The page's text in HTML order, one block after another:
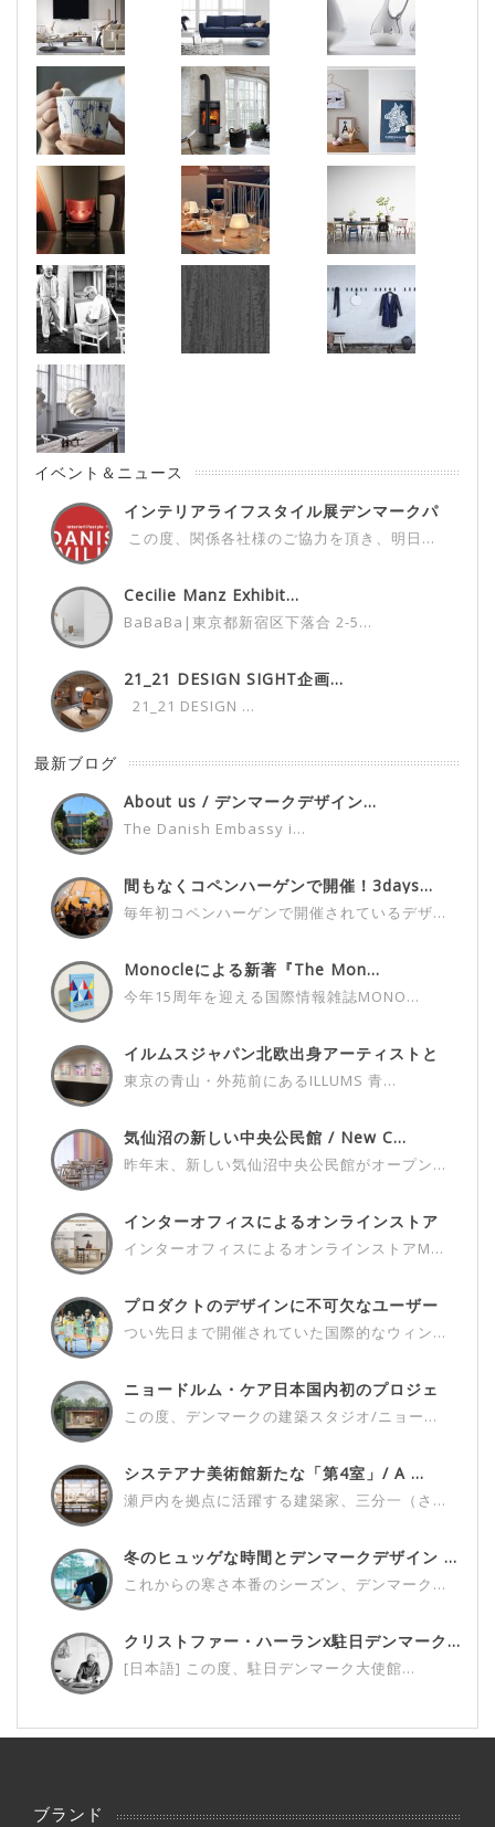
イベント＆ニュース
インテリアライフスタイル展デンマークパ
この度、関係各社様のご協力を頂き、明日...
Cecilie Manz Exhibit...
BaBaBa|東京都新宿区下落合 2-5...
21_21 DESIGN SIGHT企画...
21_21 DESIGN ...
最新ブログ
About us / デンマークデザイン...
The Danish Embassy i...
間もなくコペンハーゲンで開催！3days...
毎年初コペンハーゲンで開催されているデザ...
Monocleによる新著『The Mon...
今年15周年を迎える国際情報雑誌MONO...
イルムスジャパン北欧出身アーティストと
の...
東京の青山・外苑前にあるILLUMS 青...
気仙沼の新しい中央公民館 / New C...
昨年末、新しい気仙沼中央公民館がオープン...
インターオフィスによるオンラインストア
インターオフィスによるオンラインストアM...
プロダクトのデザインに不可欠なユーザー
つい先日まで開催されていた国際的なウィン...
ニョードルム・ケア日本国内初のプロジェ
この度、デンマークの建築スタジオ/ニョー...
システアナ美術館新たな「第4室」/ A ...
瀬戸内を拠点に活躍する建築家、三分一（さ...
冬のヒュッゲな時間とデンマークデザイン ...
これからの寒さ本番のシーズン、デンマーク...
クリストファー・ハーランx駐日デンマーク...
[日本語] この度、駐日デンマーク大使館...
ブランド